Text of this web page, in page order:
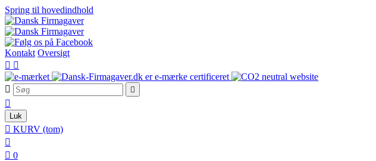
Spring til hovedindhold
Kontakt Oversigt
 
 

Luk
 KURV (tom)

 0